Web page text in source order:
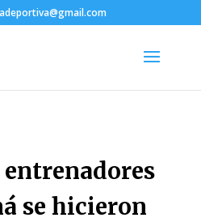
entrenadores
se hicieron